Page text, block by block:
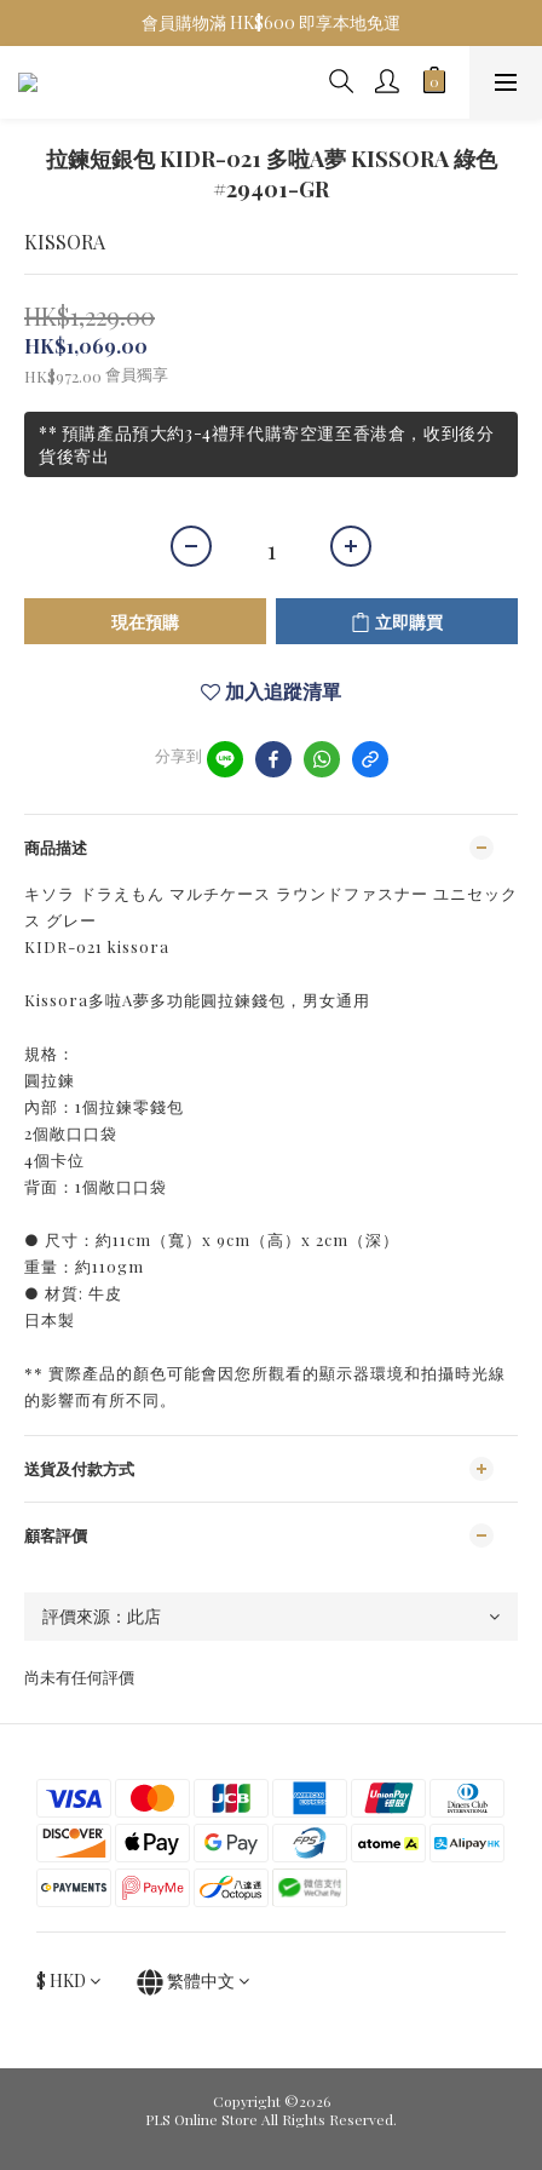
會員購物滿 HK$600 即享本地免運
拉鍊短銀包 KIDR-021 多啦A夢 KISSORA 綠色
#29401-GR
KISSORA
HK$1,229.00
HK$1,069.00
HK$972.00 會員獨享
** 預購產品預大約3-4禮拜代購寄空運至香港倉，收到後分
貨後寄出
現在預購 立即購買
加入追蹤清單
分享到
商品描述
キソラ ドラえもん マルチケース ラウンドファスナー ユニセック
ス グレー
KIDR-021 kissora
Kissora多啦A夢多功能圓拉鍊錢包，男女通用
規格：
圓拉鍊
內部：1個拉鍊零錢包
2個敞口口袋
4個卡位
背面：1個敞口口袋
● 尺寸：約11cm（寬）x 9cm（高）x 2cm（深）
重量：約110gm
● 材質: 牛皮
日本製
** 實際產品的顏色可能會因您所觀看的顯示器環境和拍攝時光線
的影響而有所不同。
送貨及付款方式
顧客評價
尚未有任何評價
$ HKD 繁體中文
Copyright ©2026
PLS Online Store All Rights Reserved.